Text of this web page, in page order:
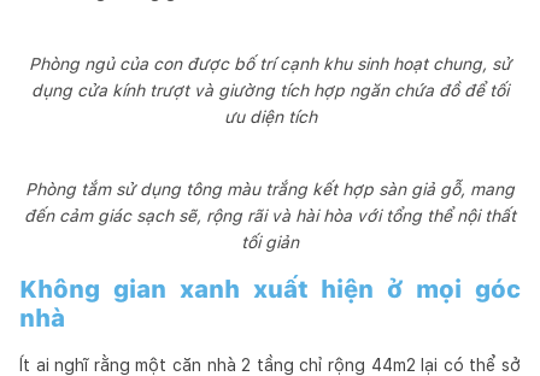
Phòng ngủ của con được bố trí cạnh khu sinh hoạt chung, sử
dụng cửa kính trượt và giường tích hợp ngăn chứa đồ để tối
ưu diện tích
Phòng tắm sử dụng tông màu trắng kết hợp sàn giả gỗ, mang
đến cảm giác sạch sẽ, rộng rãi và hài hòa với tổng thể nội thất
tối giản
Không gian xanh xuất hiện ở mọi góc
nhà
Ít ai nghĩ rằng một căn nhà 2 tầng chỉ rộng 44m2 lại có thể sở